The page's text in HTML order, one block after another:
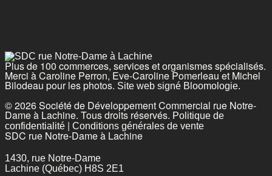
Plus de 100 commerces, services et organismes spécialisés.
Merci à Caroline Perron, Eve-Caroline Pomerleau et Michel
Bilodeau pour les photos. Site web signé Bloomologie.
© 2026 Société de Développement Commercial rue Notre-
Dame à Lachine. Tous droits réservés. Politique de
confidentialité | Conditions générales de vente
SDC rue Notre-Dame à Lachine
1430, rue Notre-Dame
Lachine (Québec) H8S 2E1